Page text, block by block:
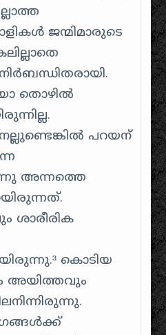
ജന്മിമാരുടെ
തൊഴിൽ
പറയന്
അന്നത്തെ
ശാരീരിക
കൊടിയ
അയിത്തവും